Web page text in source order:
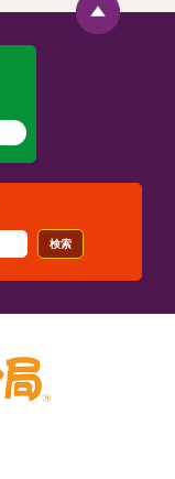
検索